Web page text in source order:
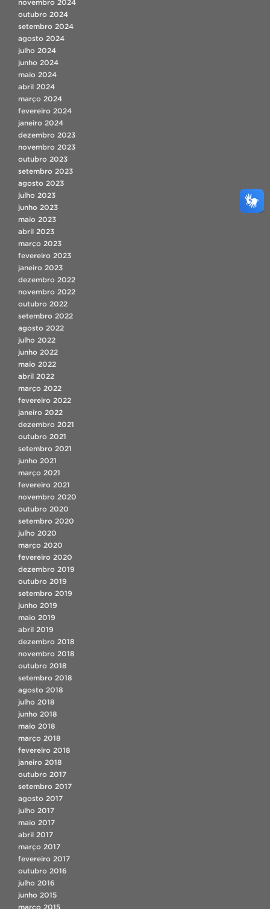
novembro 2024
outubro 2024
setembro 2024
agosto 2024
julho 2024
junho 2024
maio 2024
abril 2024
março 2024
fevereiro 2024
janeiro 2024
dezembro 2023
novembro 2023
outubro 2023
setembro 2023
agosto 2023
julho 2023
junho 2023
maio 2023
abril 2023
março 2023
fevereiro 2023
janeiro 2023
dezembro 2022
novembro 2022
outubro 2022
setembro 2022
agosto 2022
julho 2022
junho 2022
maio 2022
abril 2022
março 2022
fevereiro 2022
janeiro 2022
dezembro 2021
outubro 2021
setembro 2021
junho 2021
março 2021
fevereiro 2021
novembro 2020
outubro 2020
setembro 2020
julho 2020
março 2020
fevereiro 2020
dezembro 2019
outubro 2019
setembro 2019
junho 2019
maio 2019
abril 2019
dezembro 2018
novembro 2018
outubro 2018
setembro 2018
agosto 2018
julho 2018
junho 2018
maio 2018
março 2018
fevereiro 2018
janeiro 2018
outubro 2017
setembro 2017
agosto 2017
julho 2017
maio 2017
abril 2017
março 2017
fevereiro 2017
outubro 2016
julho 2016
junho 2015
março 2015